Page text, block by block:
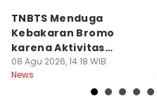
TNBTS Menduga
Kebakaran Bromo
karena Aktivitas
Manusia
08 Agu 2026, 14:18 WIB
News